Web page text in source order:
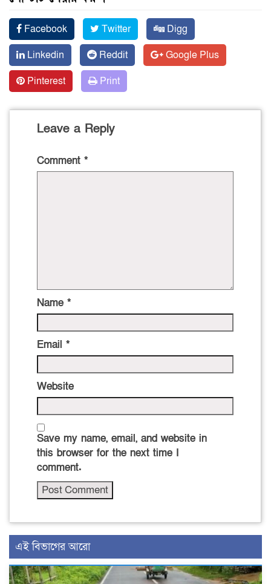
Facebook Twitter
Digg
Linkedin
Reddit
Google Plus
Pinterest
Print
Leave a Reply
Comment *
Name *
Email *
Website
Save my name, email, and website in
this browser for the next time I
comment.
এই বিভাগের আরো